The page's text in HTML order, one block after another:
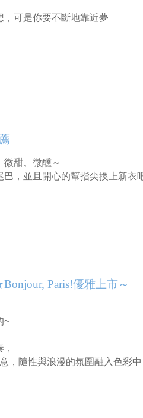
，可是你要不斷地靠近夢
微甜、微醺～
，並且開心的幫指尖換上新衣
Paris!優雅上市～
~
，隨性與浪漫的氛圍融入色彩